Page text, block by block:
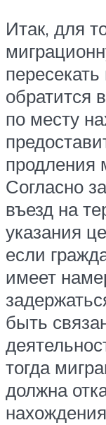
Итак, для
обратится
по месту
продления
Согласно
въезд на
указания
если
имеет
быть
тогда
должна